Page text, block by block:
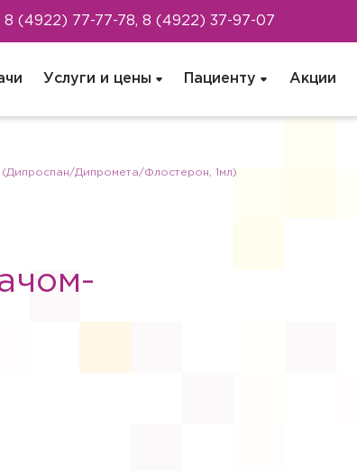
8 (4922) 77-77-78, 8 (4922) 37-97-07
Услуги и цены Пациенту Акции
(Дипроспан/Дипромета/Флостерон, 1мл)